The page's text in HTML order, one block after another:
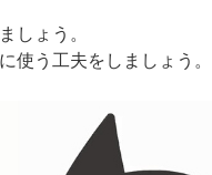
しょう。
う工夫をしましょう。